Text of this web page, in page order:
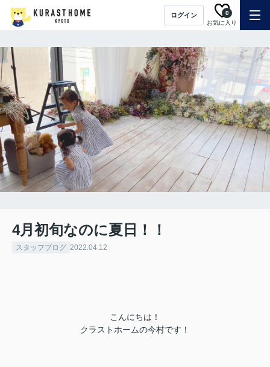
ログイン
お気に入り
0
4月初旬なのに夏日！！
スタッフブログ 2022.04.12
こんにちは！
クラストホームの今村です！